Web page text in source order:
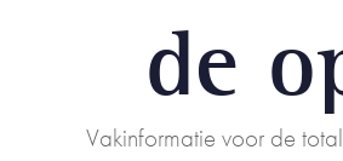
de
Vakinformatie voor de